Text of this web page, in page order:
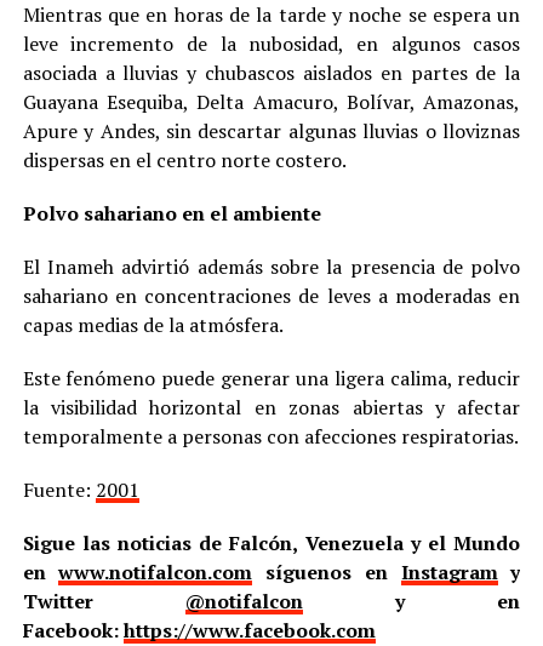
Mientras que en horas de la tarde y noche se espera un
leve incremento de la nubosidad, en algunos casos
asociada a lluvias y chubascos aislados en partes de la
Guayana Esequiba, Delta Amacuro, Bolívar, Amazonas,
Apure y Andes, sin descartar algunas lluvias o lloviznas
dispersas en el centro norte costero.
Polvo sahariano en el ambiente
El Inameh advirtió además sobre la presencia de polvo
sahariano en concentraciones de leves a moderadas en
capas medias de la atmósfera.
Este fenómeno puede generar una ligera calima, reducir
la visibilidad horizontal en zonas abiertas y afectar
temporalmente a personas con afecciones respiratorias.
Fuente: 2001
Sigue las noticias de Falcón, Venezuela y el Mundo
enwww.notifalcon.com síguenos en Instagramy
Twitter @notifalcony en
Facebook:https://www.facebook.com